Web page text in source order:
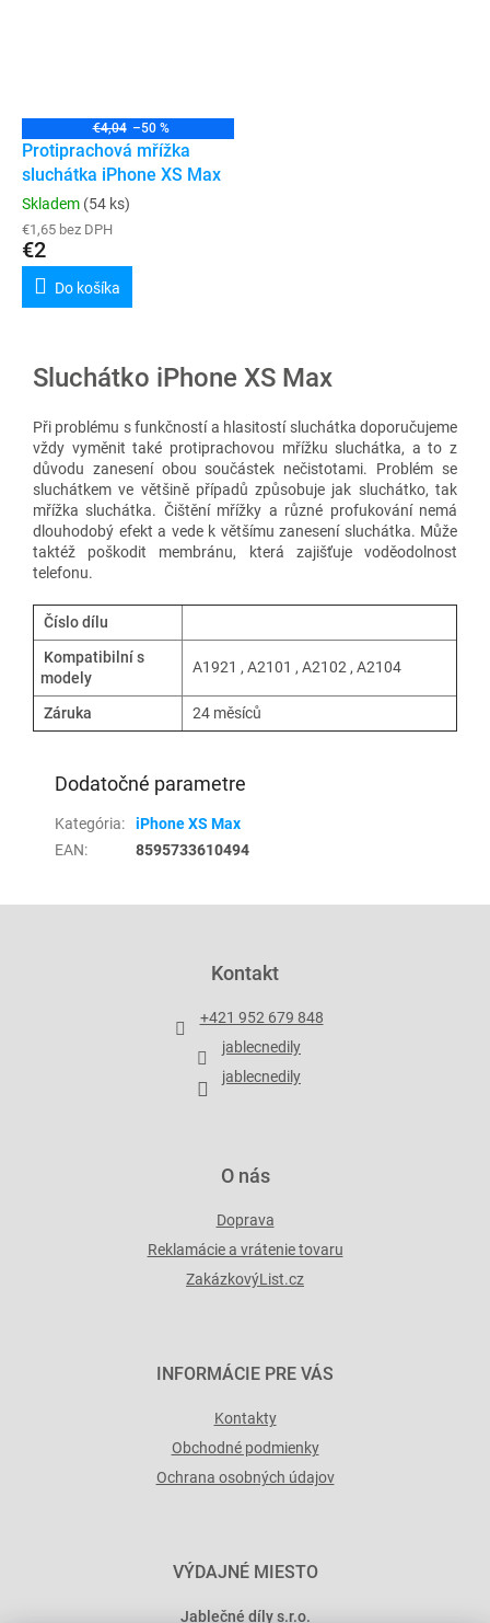
€4,04 –50 %
Protiprachová mřížka
sluchátka iPhone XS Max
Skladem (54 ks)
€1,65 bez DPH
€2
Do košíka
Sluchátko iPhone XS Max
Při problému s funkčností a hlasitostí sluchátka doporučujeme
vždy vyměnit také protiprachovou mřížku sluchátka, a to z
důvodu zanesení obou součástek nečistotami. Problém se
sluchátkem ve většině případů způsobuje jak sluchátko, tak
mřížka sluchátka. Čištění mřížky a různé profukování nemá
dlouhodobý efekt a vede k většímu zanesení sluchátka. Může
taktéž poškodit membránu, která zajišťuje voděodolnost
telefonu.
Číslo dílu
Kompatibilní s
modely
A1921 , A2101 , A2102 , A2104
Záruka 24 měsíců
Dodatočné parametre
Kategória:
iPhone XS Max
EAN: 8595733610494
Kontakt
+421 952 679 848
jablecnedily
jablecnedily
O nás
Doprava
Reklamácie a vrátenie tovaru
ZakázkovýList.cz
INFORMÁCIE PRE VÁS
Kontakty
Obchodné podmienky
Ochrana osobných údajov
VÝDAJNÉ MIESTO
Jablečné díly s.r.o.